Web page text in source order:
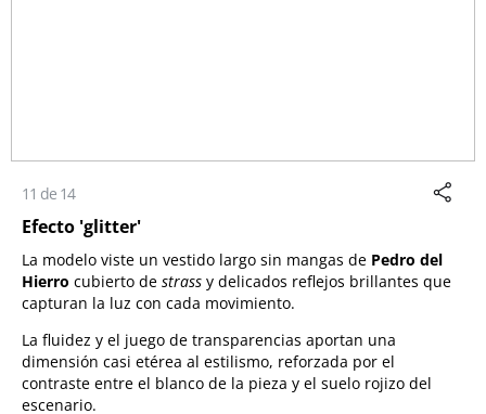
11 de 14
Efecto 'glitter'
La modelo viste un vestido largo sin mangas de Pedro del
Hierro cubierto de strass y delicados reflejos brillantes que
capturan la luz con cada movimiento.
La fluidez y el juego de transparencias aportan una
dimensión casi etérea al estilismo, reforzada por el
contraste entre el blanco de la pieza y el suelo rojizo del
escenario.